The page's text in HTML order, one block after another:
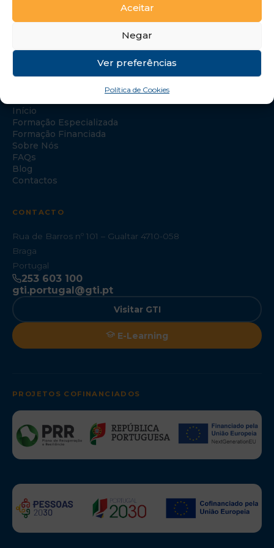
Aceitar
Negar
Ver preferências
Política de Cookies
Início
Formação Especializada
Formação Financiada
Sobre Nós
FAQs
Blog
Contactos
CONTACTO
Rua de Barros nº 101 – Gualtar 4710-058
Braga
Portugal
253 603 100
gti.portugal@gti.pt
Visitar GTI
E-Learning
PROJETOS COFINANCIADOS